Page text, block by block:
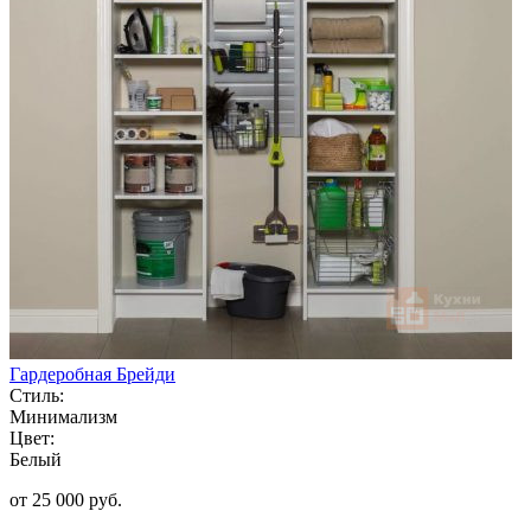
Гардеробная Брейди
Стиль:
Минимализм
Цвет:
Белый
от 25 000 руб.